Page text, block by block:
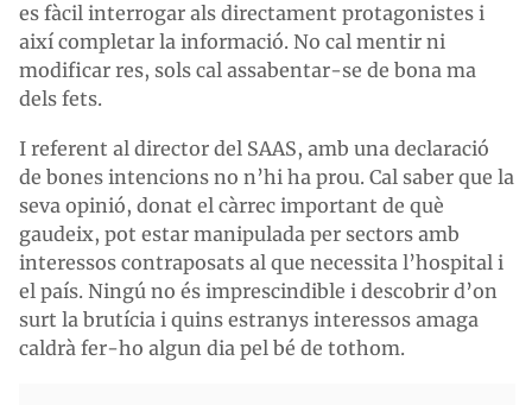
es fàcil interrogar als directament protagonistes i
així completar la informació. No cal mentir ni
modificar res, sols cal assabentar-se de bona ma
dels fets.
I referent al director del SAAS, amb una declaració
de bones intencions no n’hi ha prou. Cal saber que la
seva opinió, donat el càrrec important de què
gaudeix, pot estar manipulada per sectors amb
interessos contraposats al que necessita l’hospital i
el país. Ningú no és imprescindible i descobrir d’on
surt la brutícia i quins estranys interessos amaga
caldrà fer-ho algun dia pel bé de tothom.